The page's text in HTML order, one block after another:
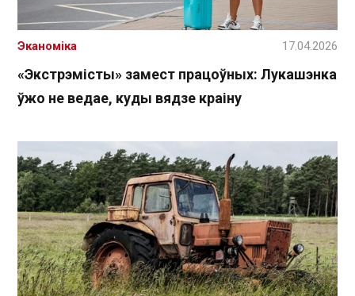
«Экстрэмісты» замест працоўных: Лукашэнка
ўжо не ведае, куды вядзе краіну
Эканоміка 17.04.2026